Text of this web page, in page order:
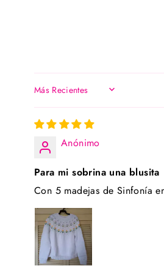
SORT BY
Anónimo
Para mi sobrina una blusita
Con 5 madejas de Sinfonía